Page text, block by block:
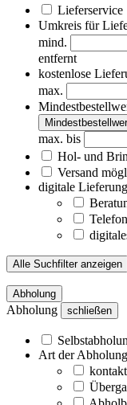
Lieferservice
Umkreis für
mind.
entfernt
kostenlose
max.
max. bis
Hol- und
Versand
digitale Lieferung
Alle Suchfilter anzeigen
Abholung
Abholung schließen
Art der Abholung